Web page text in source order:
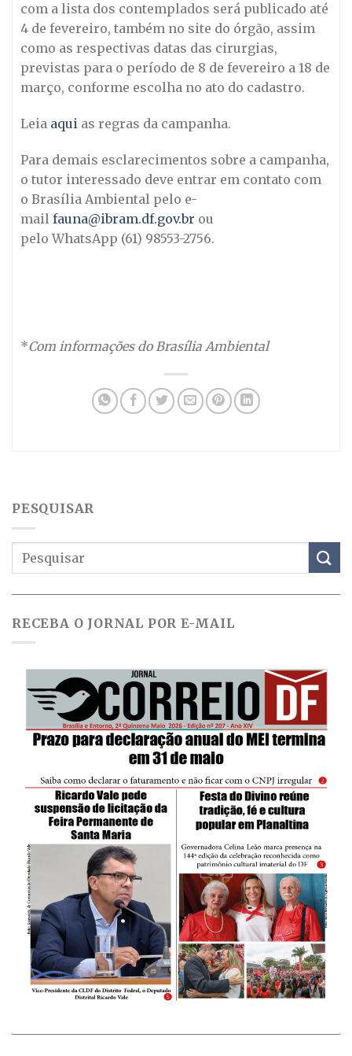
com a lista dos contemplados será publicado até
4 de fevereiro, também no site do órgão, assim
como as respectivas datas das cirurgias,
previstas para o período de 8 de fevereiro a 18 de
março, conforme escolha no ato do cadastro.
Leia aqui as regras da campanha.
Para demais esclarecimentos sobre a campanha,
o tutor interessado deve entrar em contato com
o Brasília Ambiental pelo e-
mail fauna@ibram.df.gov.br ou
pelo WhatsApp (61) 98553-2756.
*Com informações do Brasília Ambiental
PESQUISAR
RECEBA O JORNAL POR E-MAIL